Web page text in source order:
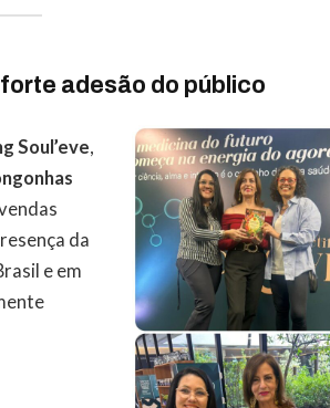
adesão do público
Soul’eve,
da
e em